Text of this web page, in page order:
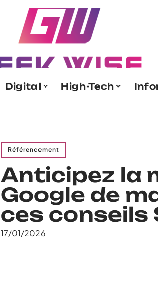
Digital High-Tech
Référencement
Anticipez la
Google de
ces conseils
17/01/2026